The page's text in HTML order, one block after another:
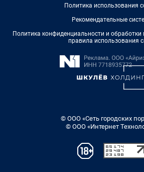
Политика использования
Рекомендательные
Политика конфиденциальности и
правила использования
© ООО «Сеть городских
© ООО «Интернет